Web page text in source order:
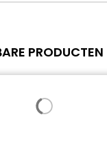
PRODUCTEN